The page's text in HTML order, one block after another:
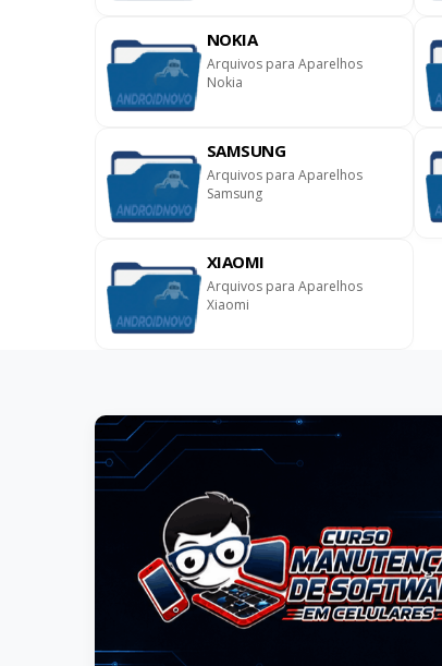
NOKIA
Arquivos para Aparelhos
Nokia
SAMSUNG
Arquivos para Aparelhos
Samsung
XIAOMI
Arquivos para Aparelhos
Xiaomi